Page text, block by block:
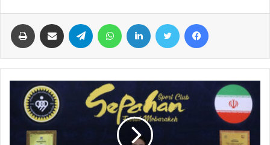
شماره 772 روزنامه فوتبالز منتشر شد
2022-12-16
شماره 1054 روزنامه فوتبالز منتشر شد
شماره 900 روزنامه فوتبالز منتشر شد
2023-06-14